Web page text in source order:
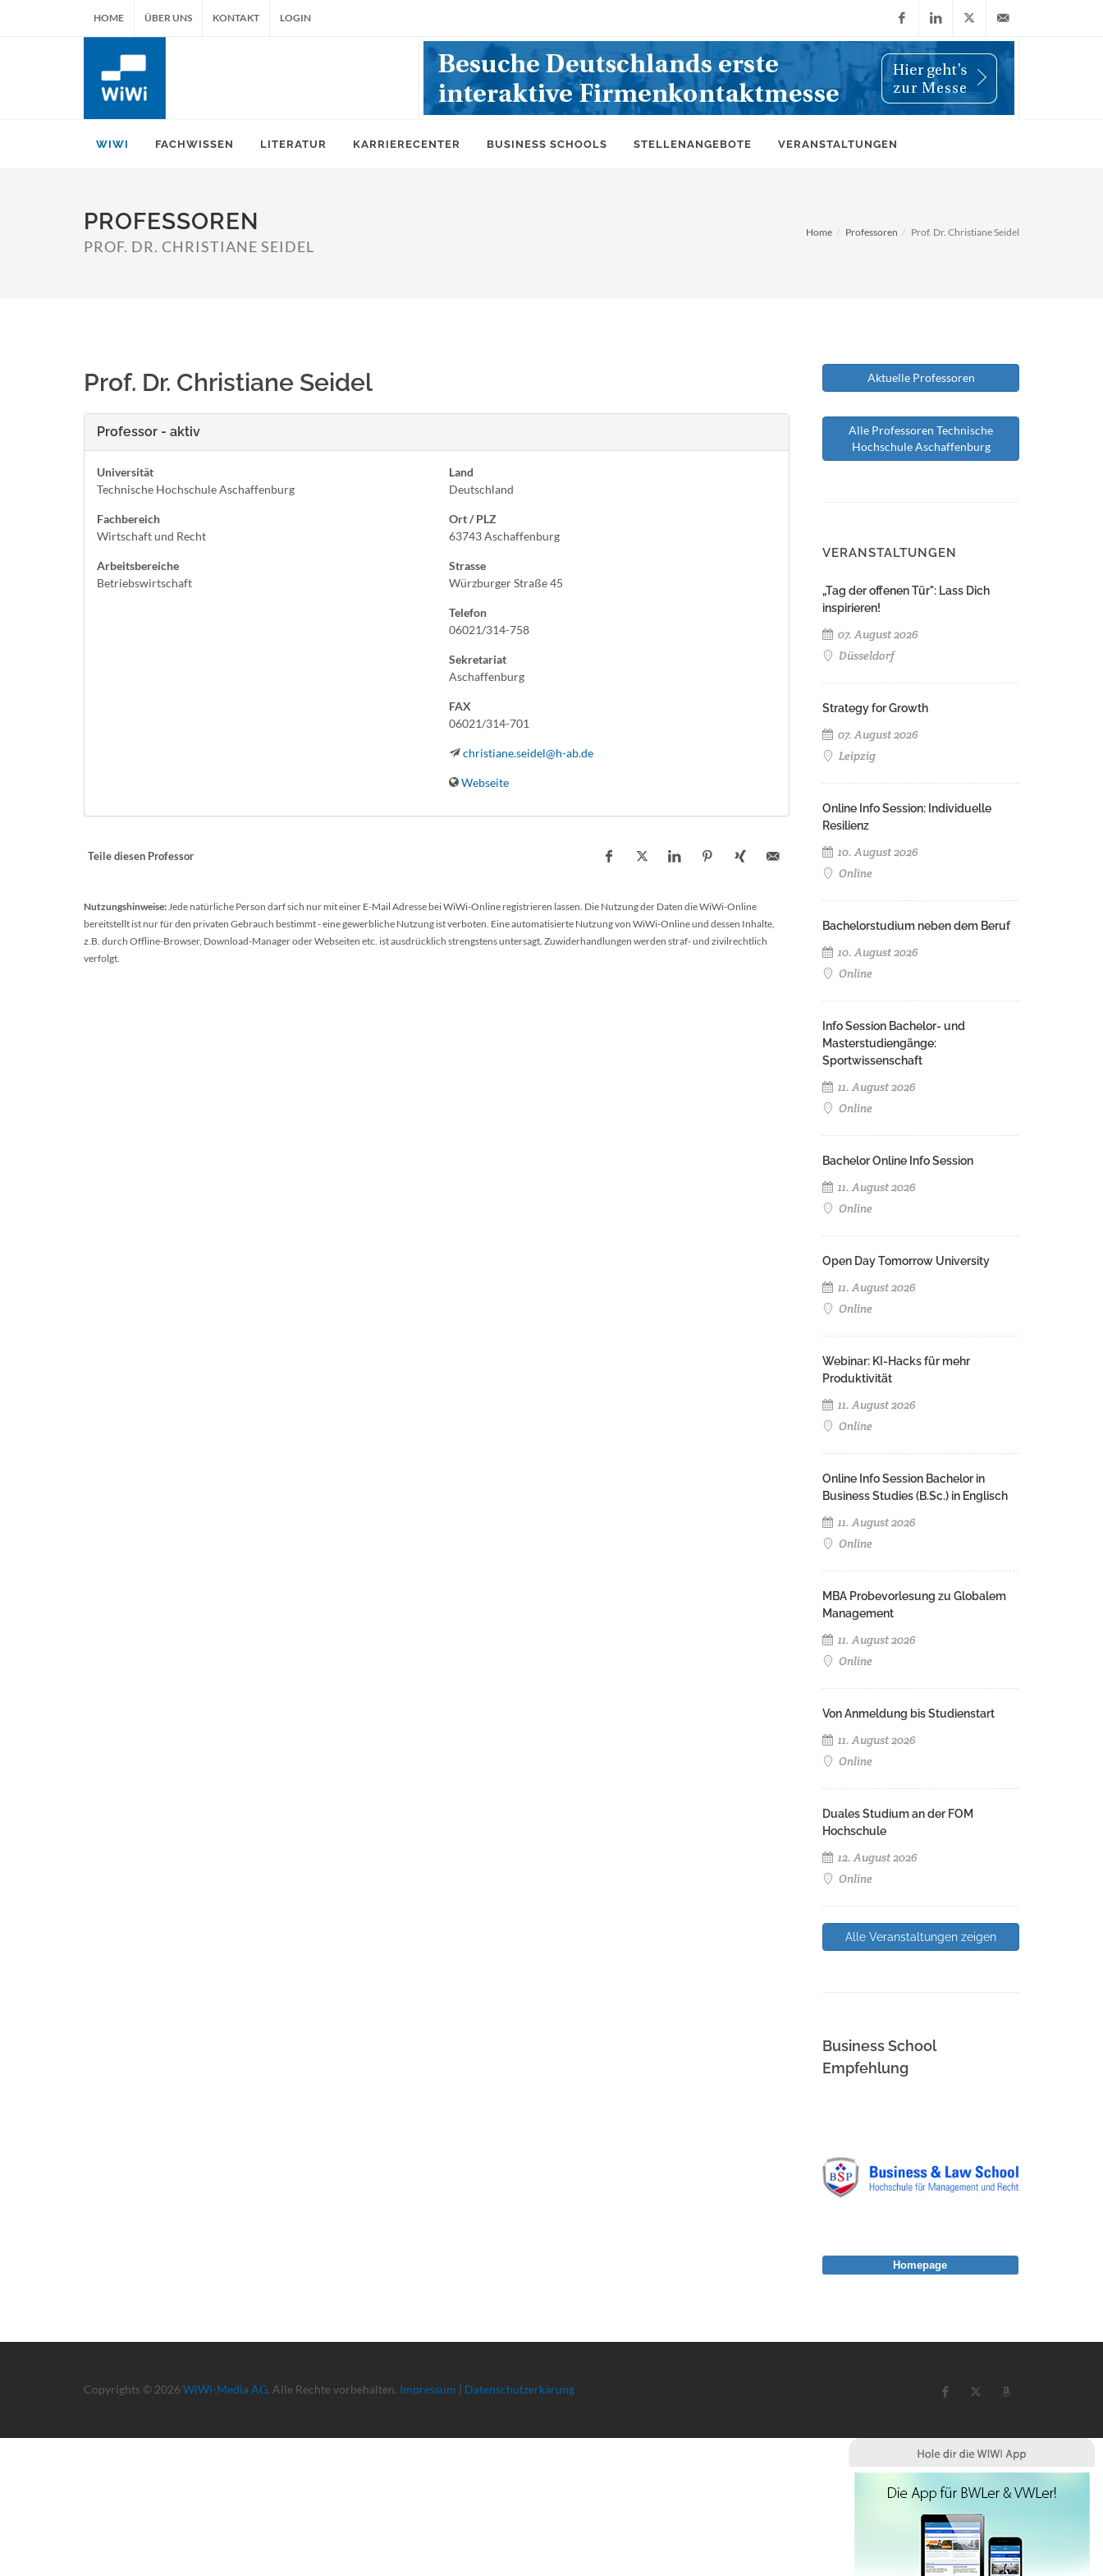
HOME ÜBER UNS KONTAKT LOGIN
FacebookLinkedIn
X
(Twitter)
info@wiwi-
WIWI FACHWISSEN LITERATUR KARRIERECENTER BUSINESS SCHOOLS STELLENANGEBOTE VERANSTALTUNGEN
PROFESSOREN
PROF. DR. CHRISTIANE SEIDEL
Home Professoren Prof. Dr. Christiane Seidel
Prof. Dr. Christiane Seidel
Professor - aktiv
Universität
Technische Hochschule Aschaffenburg
Fachbereich
Wirtschaft und Recht
Arbeitsbereiche
Betriebswirtschaft
Land
Deutschland
Ort / PLZ
63743 Aschaffenburg
Strasse
Würzburger Straße 45
Telefon
06021/314-758
Sekretariat
Aschaffenburg
FAX
06021/314-701
christiane.seidel@h-ab.de
Webseite
Teile diesen Professor
Nutzungshinweise:Jede natürliche Person darf sich nur mit einer E-Mail Adresse bei WiWi-Online registrieren lassen. Die Nutzung der Daten die WiWi-Online
bereitstellt ist nur für den privaten Gebrauch bestimmt - eine gewerbliche Nutzung ist verboten. Eine automatisierte Nutzung von WiWi-Online und dessen Inhalte,
z.B. durch Offline-Browser, Download-Manager oder Webseiten etc. ist ausdrücklich strengstens untersagt. Zuwiderhandlungen werden straf- und zivilrechtlich
verfolgt.
Aktuelle Professoren
Alle Professoren Technische
Hochschule Aschaffenburg
VERANSTALTUNGEN
„Tag der offenen Tür": Lass Dich
inspirieren!
07. August 2026
Düsseldorf
Strategy for Growth
07. August 2026
Leipzig
Online Info Session: Individuelle
Resilienz
10. August 2026
Online
Bachelorstudium neben dem Beruf
10. August 2026
Online
Info Session Bachelor- und
Masterstudiengänge:
Sportwissenschaft
11. August 2026
Online
Bachelor Online Info Session
11. August 2026
Online
Open Day Tomorrow University
11. August 2026
Online
Webinar: KI-Hacks für mehr
Produktivität
11. August 2026
Online
Online Info Session Bachelor in
Business Studies (B.Sc.) in Englisch
11. August 2026
Online
MBA Probevorlesung zu Globalem
Management
11. August 2026
Online
Von Anmeldung bis Studienstart
11. August 2026
Online
Duales Studium an der FOM
Hochschule
12. August 2026
Online
Alle Veranstaltungen zeigen
Business School
Empfehlung
Copyrights © 2026 WiWi-Media AG. Alle Rechte vorbehalten. Impressum | Datenschutzerkärung
Homepage